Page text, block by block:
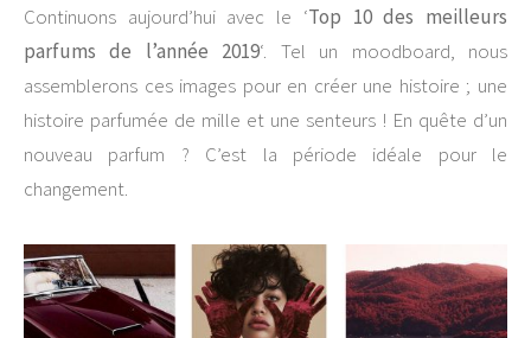
Continuons aujourd’hui avec le ‘Top 10 des meilleurs
parfums de l’année 2019‘. Tel un moodboard, nous
assemblerons ces images pour en créer une histoire ; une
histoire parfumée de mille et une senteurs ! En quête d’un
nouveau parfum ? C’est la période idéale pour le
changement.